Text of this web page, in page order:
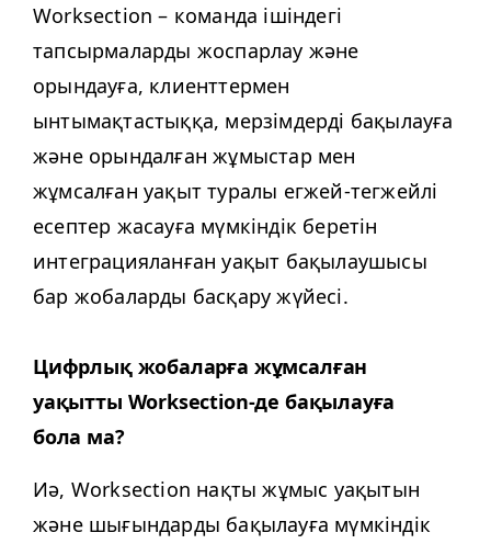
Work­sec­tion – команда ішіндегі
тапсырмаларды жоспарлау және
орындауға, клиенттермен
ынтымақтастыққа, мерзімдерді бақылауға
және орындалған жұмыстар мен
жұмсалған уақыт туралы егжей-тегжейлі
есептер жасауға мүмкіндік беретін
интеграцияланған уақыт бақылаушысы
бар жобаларды басқару жүйесі.
Цифрлық жобаларға жұмсалған
уақытты Work­sec­tion-де бақылауға
бола ма?
Иә, Work­sec­tion нақты жұмыс уақытын
және шығындарды бақылауға мүмкіндік